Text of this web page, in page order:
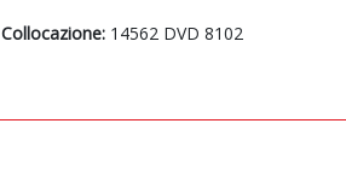
Collocazione: 14562 DVD 8102